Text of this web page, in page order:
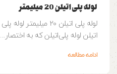
لوله پلی اتیلن 20 میلیمتر
اتیلن لوله‌ پلی‌اتیلن که به اختصار...
ادامه مطالعه